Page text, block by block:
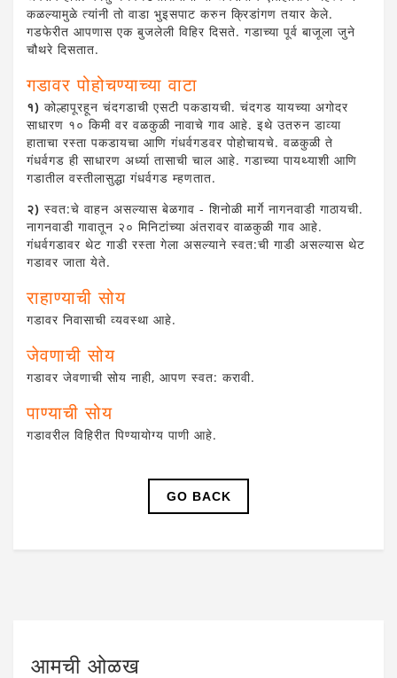
कळल्यामुळे त्यांनी तो वाडा भुइसपाट करुन क्रिडांगण तयार केले.
गडफेरीत आपणास एक बुजलेली विहिर दिसते. गडाच्या पूर्व बाजूला जुने
चौथरे दिसतात.
गडावर पोहोचण्याच्या वाटा
१) कोल्हापूरहून चंदगडाची एसटी पकडायची. चंदगड यायच्या अगोदर
साधारण १० किमी वर वळकुळी नावाचे गाव आहे. इथे उतरुन डाव्या
हाताचा रस्ता पकडायचा आणि गंधर्वगडवर पोहोचायचे. वळकुळी ते
गंधर्वगड ही साधारण अर्ध्या तासाची चाल आहे. गडाच्या पायथ्याशी आणि
गडातील वस्तीलासुद्धा गंधर्वगड म्हणतात.
२) स्वत:चे वाहन असल्यास बेळगाव - शिनोळी मार्गे नागनवाडी गाठायची.
नागनवाडी गावातून २० मिनिटांच्या अंतरावर वाळकुळी गाव आहे.
गंधर्वगडावर थेट गाडी रस्ता गेला असल्याने स्वत:ची गाडी असल्यास थेट
गडावर जाता येते.
राहाण्याची सोय
गडावर निवासाची व्यवस्था आहे.
जेवणाची सोय
गडावर जेवणाची सोय नाही, आपण स्वत: करावी.
पाण्याची सोय
गडावरील विहिरीत पिण्यायोग्य पाणी आहे.
GO BACK
आमची ओळख